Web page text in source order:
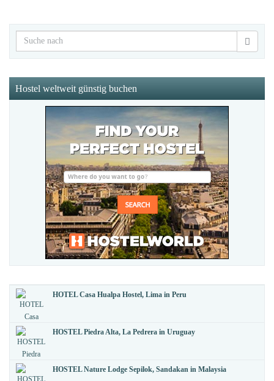
Hostel weltweit günstig buchen
HOTEL Casa Hualpa Hostel, Lima in Peru
HOSTEL Piedra Alta, La Pedrera in Uruguay
HOSTEL Nature Lodge Sepilok, Sandakan in Malaysia